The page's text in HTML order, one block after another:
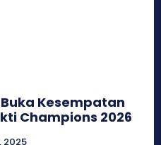
Kesempatan
Champions 2026
2025